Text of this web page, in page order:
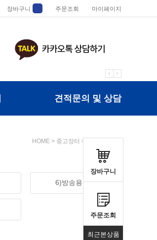
장바구니 주문조회 마이페이지
견적문의 및 상담
장바구니
주문조회
최근본상품
HOME > 중고장터 >
6)방송용앰프